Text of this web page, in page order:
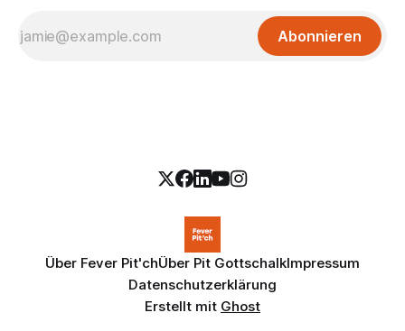
Abonnieren
Über Fever Pit'chÜber Pit GottschalkImpressum
Datenschutzerklärung
Erstellt mit Ghost